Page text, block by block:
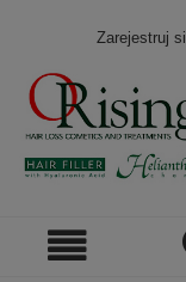
Zarejestruj